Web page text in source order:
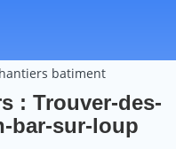
batiment
: Trouver-des-
bar-sur-loup